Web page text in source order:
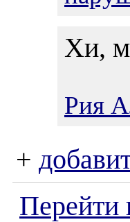
Хи,
Рия
+
Перейти